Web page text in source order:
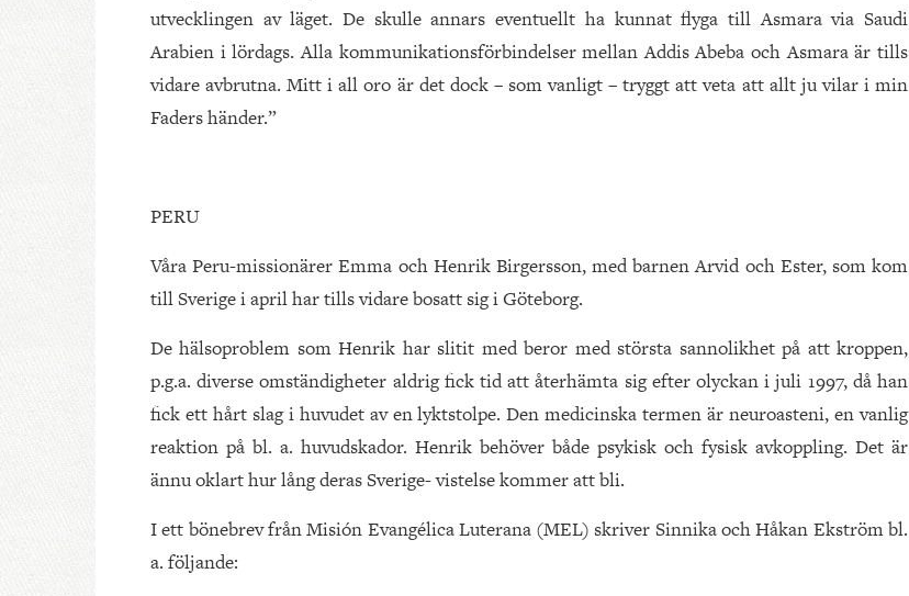
utvecklingen av läget. De skulle annars eventuellt ha kunnat flyga till Asmara via Saudi
Arabien i lördags. Alla kommunikationsförbindelser mellan Addis Abeba och Asmara är tills
vidare avbrutna. Mitt i all oro är det dock – som vanligt – tryggt att veta att allt ju vilar i min
Faders händer.”
PERU
Våra Peru-missionärer Emma och Henrik Birgersson, med barnen Arvid och Ester, som kom
till Sverige i april har tills vidare bosatt sig i Göteborg.
De hälsoproblem som Henrik har slitit med beror med största sannolikhet på att kroppen,
p.g.a. diverse omständigheter aldrig fick tid att återhämta sig efter olyckan i juli 1997, då han
fick ett hårt slag i huvudet av en lyktstolpe. Den medicinska termen är neuroasteni, en vanlig
reaktion på bl. a. huvudskador. Henrik behöver både psykisk och fysisk avkoppling. Det är
ännu oklart hur lång deras Sverige- vistelse kommer att bli.
I ett bönebrev från Misión Evangélica Luterana (MEL) skriver Sinnika och Håkan Ekström bl.
a. följande: